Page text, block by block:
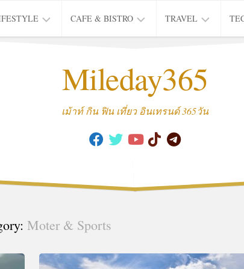
CAFE & BISTRO
CAFE
TRAVEL
THAI
TRIP
Mileday365
เม้าท์ กิน ฟิน เที่ยว อินเทรนด์ 365วัน
Moter & Sports